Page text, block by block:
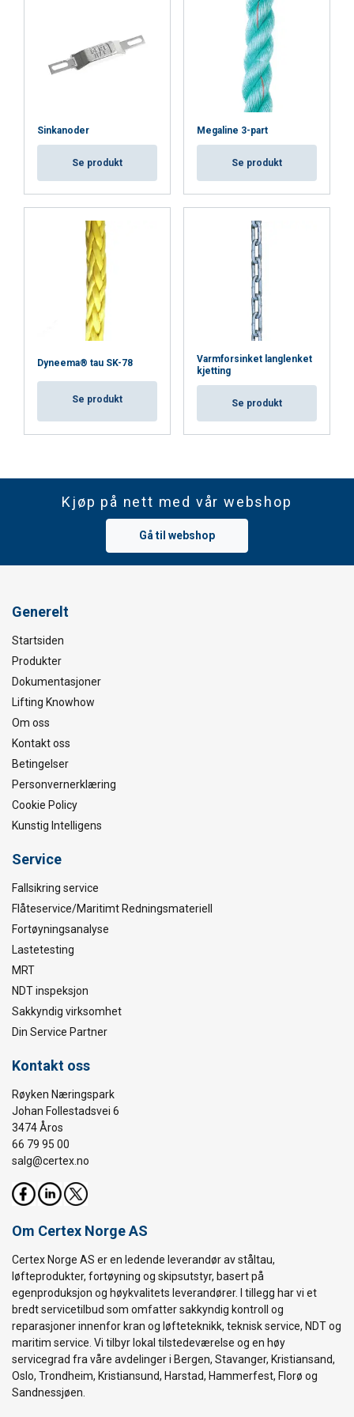
Sinkanoder
Se produkt
Megaline 3-part
Se produkt
Dyneema® tau SK-78
Se produkt
Varmforsinket langlenket
kjetting
Se produkt
Kjøp på nett med vår webshop
Gå til webshop
Generelt
Startsiden
Produkter
Dokumentasjoner
Lifting Knowhow
Om oss
Kontakt oss
Betingelser
Personvernerklæring
Cookie Policy
Kunstig Intelligens
Service
Fallsikring service
Flåteservice/Maritimt Redningsmateriell
Fortøyningsanalyse
Lastetesting
MRT
NDT inspeksjon
Sakkyndig virksomhet
Din Service Partner
Kontakt oss
Røyken Næringspark
Johan Follestadsvei 6
3474 Åros
66 79 95 00
salg@certex.no
Om Certex Norge AS
Certex Norge AS er en ledende leverandør av ståltau,
løfteprodukter, fortøyning og skipsutstyr, basert på
egenproduksjon og høykvalitets leverandører. I tillegg har vi et
bredt servicetilbud som omfatter sakkyndig kontroll og
reparasjoner innenfor kran og løfteteknikk, teknisk service, NDT og
maritim service. Vi tilbyr lokal tilstedeværelse og en høy
servicegrad fra våre avdelinger i Bergen, Stavanger, Kristiansand,
Oslo, Trondheim, Kristiansund, Harstad, Hammerfest, Florø og
Sandnessjøen.
SHOW DETAILS